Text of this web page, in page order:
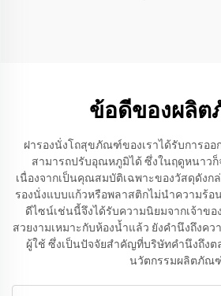
ข้อดีของผลิ
ฝารองนั่งโถสุขภัณฑ์ของเราได้รับการอ
สามารถปรับอุณหภูมิได้ ซึ่งในฤดูหนาวก็
เนื่องจากเป็นคุณสมบัติเฉพาะของวัสดุดังก
รองนั่งแบบแก้วหรือพลาสติกไม่นำความร้อ
ดีไซน์เช่นนี้จึงได้รับความนิยมจากเจ้าขอ
สวยงามเหมาะกับห้องน้ำแล้ว ยังคำนึงถึงค
ผู้ใช้ ซึ่งเป็นปัจจัยสำคัญที่บริษัทคำนึงถึง
นวัตกรรมผลิตภัณ